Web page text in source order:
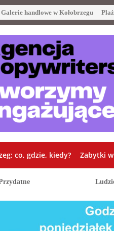
Galerie handlowe w Kołobrzegu
co, gdzie, kiedy? Zabytki